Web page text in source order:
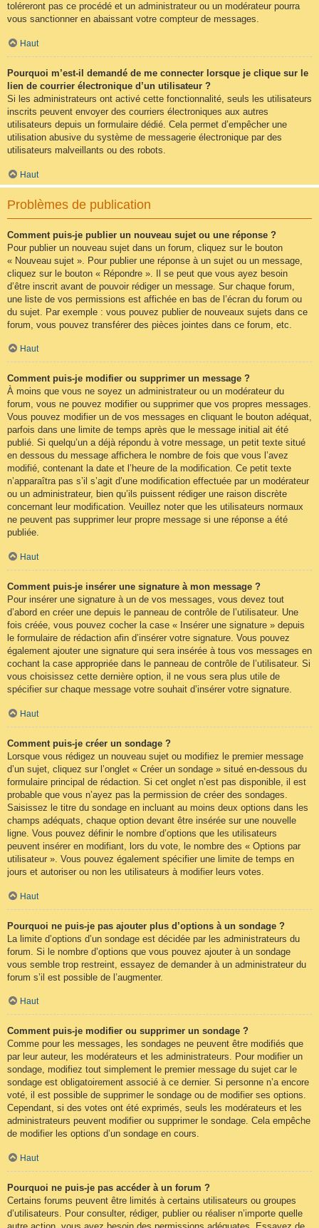
toléreront pas ce procédé et un administrateur ou un modérateur pourra
vous sanctionner en abaissant votre compteur de messages.
Haut
Pourquoi m’est-il demandé de me connecter lorsque je clique sur le
lien de courrier électronique d’un utilisateur ?
Si les administrateurs ont activé cette fonctionnalité, seuls les utilisateurs
inscrits peuvent envoyer des courriers électroniques aux autres
utilisateurs depuis un formulaire dédié. Cela permet d’empêcher une
utilisation abusive du système de messagerie électronique par des
utilisateurs malveillants ou des robots.
Haut
Problèmes de publication
Comment puis-je publier un nouveau sujet ou une réponse ?
Pour publier un nouveau sujet dans un forum, cliquez sur le bouton
« Nouveau sujet ». Pour publier une réponse à un sujet ou un message,
cliquez sur le bouton « Répondre ». Il se peut que vous ayez besoin
d’être inscrit avant de pouvoir rédiger un message. Sur chaque forum,
une liste de vos permissions est affichée en bas de l’écran du forum ou
du sujet. Par exemple : vous pouvez publier de nouveaux sujets dans ce
forum, vous pouvez transférer des pièces jointes dans ce forum, etc.
Haut
Comment puis-je modifier ou supprimer un message ?
À moins que vous ne soyez un administrateur ou un modérateur du
forum, vous ne pouvez modifier ou supprimer que vos propres messages.
Vous pouvez modifier un de vos messages en cliquant le bouton adéquat,
parfois dans une limite de temps après que le message initial ait été
publié. Si quelqu’un a déjà répondu à votre message, un petit texte situé
en dessous du message affichera le nombre de fois que vous l’avez
modifié, contenant la date et l’heure de la modification. Ce petit texte
n’apparaîtra pas s’il s’agit d’une modification effectuée par un modérateur
ou un administrateur, bien qu’ils puissent rédiger une raison discrète
concernant leur modification. Veuillez noter que les utilisateurs normaux
ne peuvent pas supprimer leur propre message si une réponse a été
publiée.
Haut
Comment puis-je insérer une signature à mon message ?
Pour insérer une signature à un de vos messages, vous devez tout
d’abord en créer une depuis le panneau de contrôle de l’utilisateur. Une
fois créée, vous pouvez cocher la case « Insérer une signature » depuis
le formulaire de rédaction afin d’insérer votre signature. Vous pouvez
également ajouter une signature qui sera insérée à tous vos messages en
cochant la case appropriée dans le panneau de contrôle de l’utilisateur. Si
vous choisissez cette dernière option, il ne vous sera plus utile de
spécifier sur chaque message votre souhait d’insérer votre signature.
Haut
Comment puis-je créer un sondage ?
Lorsque vous rédigez un nouveau sujet ou modifiez le premier message
d’un sujet, cliquez sur l’onglet « Créer un sondage » situé en-dessous du
formulaire principal de rédaction. Si cet onglet n’est pas disponible, il est
probable que vous n’ayez pas la permission de créer des sondages.
Saisissez le titre du sondage en incluant au moins deux options dans les
champs adéquats, chaque option devant être insérée sur une nouvelle
ligne. Vous pouvez définir le nombre d’options que les utilisateurs
peuvent insérer en modifiant, lors du vote, le nombre des « Options par
utilisateur ». Vous pouvez également spécifier une limite de temps en
jours et autoriser ou non les utilisateurs à modifier leurs votes.
Haut
Pourquoi ne puis-je pas ajouter plus d’options à un sondage ?
La limite d’options d’un sondage est décidée par les administrateurs du
forum. Si le nombre d’options que vous pouvez ajouter à un sondage
vous semble trop restreint, essayez de demander à un administrateur du
forum s’il est possible de l’augmenter.
Haut
Comment puis-je modifier ou supprimer un sondage ?
Comme pour les messages, les sondages ne peuvent être modifiés que
par leur auteur, les modérateurs et les administrateurs. Pour modifier un
sondage, modifiez tout simplement le premier message du sujet car le
sondage est obligatoirement associé à ce dernier. Si personne n’a encore
voté, il est possible de supprimer le sondage ou de modifier ses options.
Cependant, si des votes ont été exprimés, seuls les modérateurs et les
administrateurs peuvent modifier ou supprimer le sondage. Cela empêche
de modifier les options d’un sondage en cours.
Haut
Pourquoi ne puis-je pas accéder à un forum ?
Certains forums peuvent être limités à certains utilisateurs ou groupes
d’utilisateurs. Pour consulter, rédiger, publier ou réaliser n’importe quelle